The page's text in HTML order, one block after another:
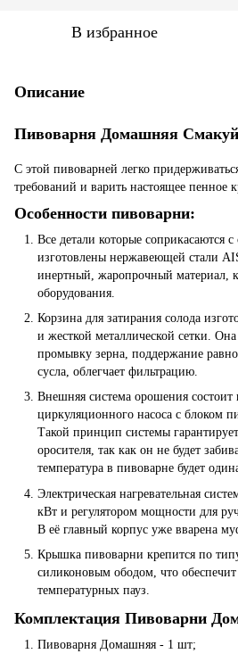
В избранное
Описание
Пивоварня Домашняя
С этой пивоварней легко
требований и варить настоящее пенное
Особенности пивоварни:
Все детали которые соприкасаются с
изготовлены нержавеющей стали
инертный, жаропрочный материал,
оборудования.
Корзина для затирания солода
и жесткой металлической сетки. Она
промывку зерна, поддержание
сусла, облегчает фильтрацию.
Внешняя система орошения состоит
циркуляционного насоса с блоком
Такой принцип системы
оросителя, так как он не будет
температура в пивоварне будет
Электрическая нагревательная
кВт и регулятором мощности для
В её главный корпус уже вварена
Крышка пивоварни крепится по
силиконовым ободом, что обеспечит
температурных пауз.
Комплектация Пивоварни
Пивоварня Домашняя - 1 шт;